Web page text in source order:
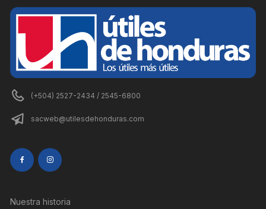
(+504) 2527-2434 / 2545-6800
sacweb@utilesdehonduras.com
Nuestra historia